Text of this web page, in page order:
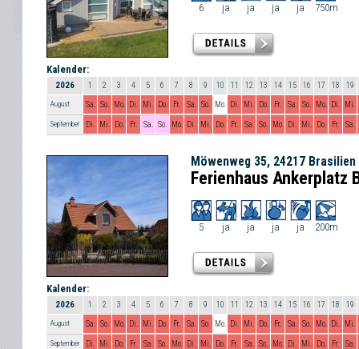
6 ja ja ja ja 750m
Kalender:
2026 1 2 3 4 5 6 7 8 9 10 11 12 13 14 15 16 17 18 19
August Sa. So. Mo. Di. Mi. Do. Fr. Sa. So. Mo. Di. Mi. Do. Fr. Sa. So. Mo. Di. Mi.
September Di. Mi. Do. Fr. Sa. So. Mo. Di. Mi. Do. Fr. Sa. So. Mo. Di. Mi. Do. Fr. Sa.
Möwenweg 35, 24217 Brasilien
Ferienhaus Ankerplatz
5 ja ja ja ja 200m
Kalender:
2026 1 2 3 4 5 6 7 8 9 10 11 12 13 14 15 16 17 18 19
August Sa. So. Mo. Di. Mi. Do. Fr. Sa. So. Mo. Di. Mi. Do. Fr. Sa. So. Mo. Di. Mi.
September Di. Mi. Do. Fr. Sa. So. Mo. Di. Mi. Do. Fr. Sa. So. Mo. Di. Mi. Do. Fr. Sa.